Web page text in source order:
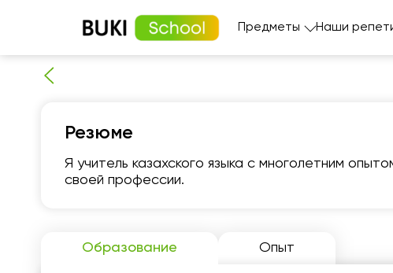
Предметы Наши
Резюме
Я учитель казахского языка с многолетним
своей профессии.
Образование Опыт